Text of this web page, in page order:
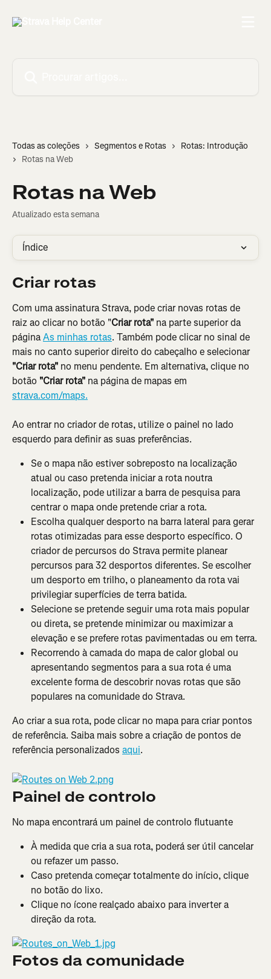
Todas as coleções Segmentos e Rotas
Rotas: Introdução
Rotas na Web
Rotas na Web
Atualizado esta semana
Índice
Criar rotas
Com uma assinatura Strava, pode criar novas rotas de
raiz ao clicar no botão "Criar rota" na parte superior da
página As minhas rotas. Também pode clicar no sinal de
mais no canto superior direito do cabeçalho e selecionar
"Criar rota" no menu pendente. Em alternativa, clique no
botão "Criar rota" na página de mapas em
strava.com/maps.
Ao entrar no criador de rotas, utilize o painel no lado
esquerdo para definir as suas preferências.
Se o mapa não estiver sobreposto na localização
atual ou caso pretenda iniciar a rota noutra
localização, pode utilizar a barra de pesquisa para
centrar o mapa onde pretende criar a rota.
Escolha qualquer desporto na barra lateral para gerar
rotas otimizadas para esse desporto específico. O
criador de percursos do Strava permite planear
percursos para 32 desportos diferentes. Se escolher
um desporto em trilho, o planeamento da rota vai
privilegiar superfícies de terra batida.
Selecione se pretende seguir uma rota mais popular
ou direta, se pretende minimizar ou maximizar a
elevação e se prefere rotas pavimentadas ou em terra.
Recorrendo à camada do mapa de calor global ou
apresentando segmentos para a sua rota é uma
excelente forma de descobrir novas rotas que são
populares na comunidade do Strava.
Ao criar a sua rota, pode clicar no mapa para criar pontos
de referência. Saiba mais sobre a criação de pontos de
referência personalizados aqui.
Painel de controlo
No mapa encontrará um painel de controlo flutuante
À medida que cria a sua rota, poderá ser útil cancelar
ou refazer um passo.
Caso pretenda começar totalmente do início, clique
no botão do lixo.
Clique no ícone realçado abaixo para inverter a
direção da rota.
Fotos da comunidade